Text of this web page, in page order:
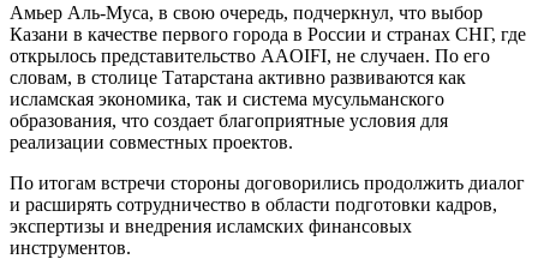
Амьер Аль-Муса, в свою очередь, подчеркнул, что выбор
Казани в качестве первого города в России и странах СНГ, где
открылось представительство AAOIFI, не случаен. По его
словам, в столице Татарстана активно развиваются как
исламская экономика, так и система мусульманского
образования, что создает благоприятные условия для
реализации совместных проектов.
По итогам встречи стороны договорились продолжить диалог
и расширять сотрудничество в области подготовки кадров,
экспертизы и внедрения исламских финансовых
инструментов.